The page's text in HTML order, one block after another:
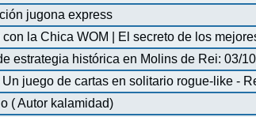
jugona express
la Chica WOM | El secreto de los
estrategia histórica en Molins de Rei: 03/
juego de cartas en solitario rogue-like -
( Autor kalamidad)